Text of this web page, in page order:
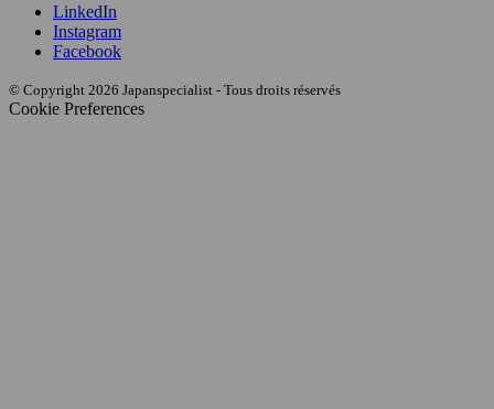
LinkedIn
Instagram
Facebook
© Copyright 2026 Japanspecialist - Tous droits réservés
Cookie Preferences